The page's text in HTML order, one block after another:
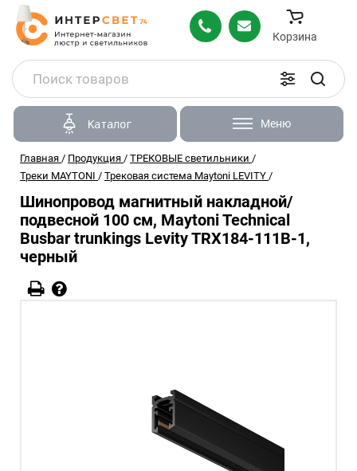
Корзина
Каталог Меню
Главная / Продукция / ТРЕКОВЫЕ светильники /
Треки MAYTONI / Трековая система Maytoni LEVITY /
Шинопровод магнитный накладной/
подвесной 100 см, Maytoni Technical
Busbar trunkings Levity TRX184-111B-1,
черный